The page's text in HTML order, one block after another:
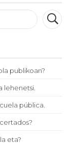
publikoan?
lehenetsi.
pública.
eta?